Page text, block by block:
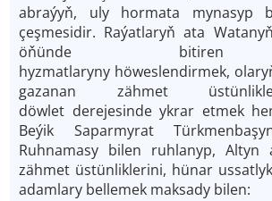
abraýyň, uly hormata mynasyp
çeşmesidir. Raýatlaryň ata
öňünde bitiren
hyzmatlaryny höweslendirmek,
gazanan zähmet
döwlet derejesinde ykrar etmek
Beýik Saparmyrat
Ruhnamasy bilen ruhlanyp, Altyn
zähmet üstünliklerini, hünar
adamlary bellemek maksady bilen: